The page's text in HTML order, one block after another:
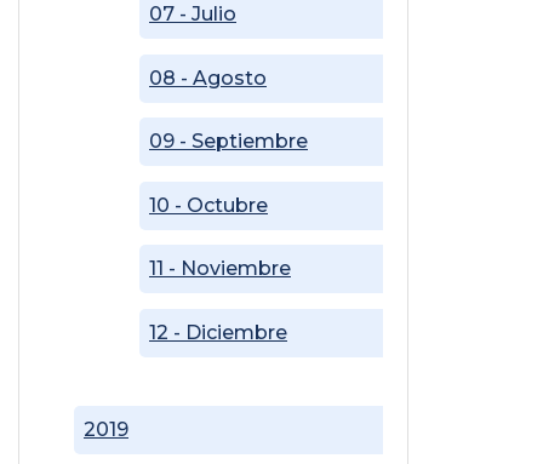
2019
07 - Julio
08 - Agosto
09 - Septiembre
10 - Octubre
11 - Noviembre
12 - Diciembre